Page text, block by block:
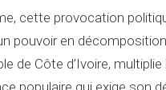
cette provocation
pouvoir en
de Côte d’Ivoire, multiplie